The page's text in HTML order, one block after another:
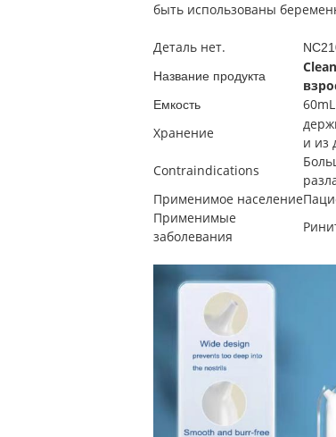
быть использованы
Деталь нет.
Название продукта
Емкость
60mL
Хранение
и из
Contraindications
Применимое население
Применимые
заболевания